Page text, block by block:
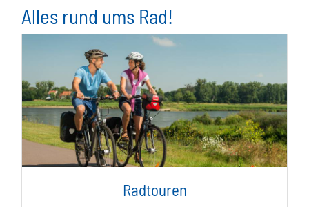
Alles rund ums Rad!
Radtouren